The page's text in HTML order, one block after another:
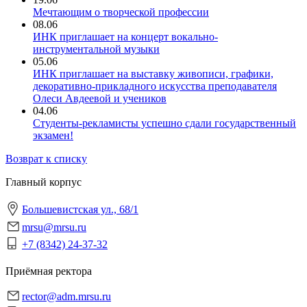
Мечтающим о творческой профессии
08.06
ИНК приглашает на концерт вокально-
инструментальной музыки
05.06
ИНК приглашает на выставку живописи, графики,
декоративно-прикладного искусства преподавателя
Олеси Авдеевой и учеников
04.06
Студенты-рекламисты успешно сдали государственный
экзамен!
Возврат к списку
Главный корпус
Большевистская ул., 68/1
mrsu@mrsu.ru
+7 (8342) 24-37-32
Приёмная ректора
rector@adm.mrsu.ru